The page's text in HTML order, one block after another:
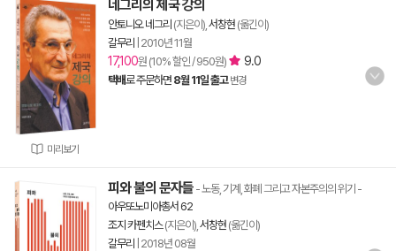
미리보기
네그리의 제국 강의
안토니오 네그리 (지은이), 서창현 (옮긴이)
갈무리
2010년 11월
17,100원 (10% 할인 / 950원) 9.0
택배로 주문하면 8월 11일 출고 변경
피와 불의 문자들 - 노동, 기계, 화폐 그리고 자본주의의 위기 -
아우또노미아총서 62
조지 카펜치스(지은이), 서창현 (옮긴이)
갈무리
2018년 08월